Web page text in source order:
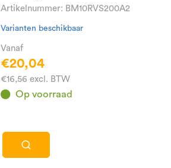
Artikelnummer: BM10RVS200A2
Varianten beschikbaar
Vanaf
€20,04
€16,56 excl. BTW
Op voorraad